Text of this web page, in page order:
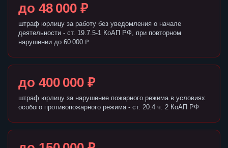
до 48 000 ₽
штраф юрлицу за работу без уведомления о начале
деятельности - ст. 19.7.5-1 КоАП РФ, при повторном
нарушении до 60 000 ₽
до 400 000 ₽
штраф юрлицу за нарушение пожарного режима в условиях
особого противопожарного режима - ст. 20.4 ч. 2 КоАП РФ